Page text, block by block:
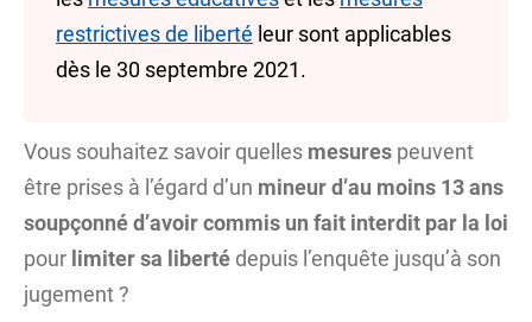
restrictives de liberté leur sont applicables
dès le 30 septembre 2021.
Vous souhaitez savoir quelles mesures peuvent
être prises à l’égard d’un mineur d’au moins 13 ans
soupçonné d’avoir commis un fait interdit par la loi
pour limiter sa liberté depuis l’enquête jusqu’à son
jugement ?